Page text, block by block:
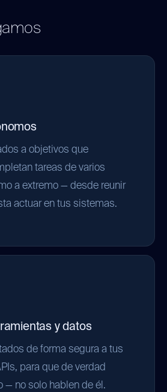
a objetivos que
tareas de varios
a extremo — desde reunir
actuar en tus sistemas.
y datos
de forma segura a tus
para que de verdad
— no solo hablen de él.